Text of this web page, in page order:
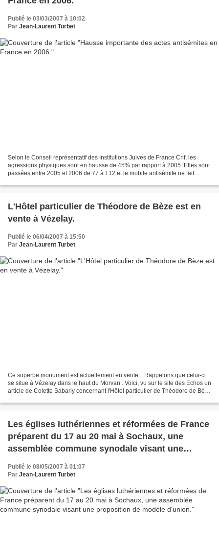
Publié le 03/03/2007 à 10:02
Par Jean-Laurent Turbet
Selon le Conseil représentatif des Institutions Juives de France Crif, les
agressions physiques sont en hausse de 45% par rapport à 2005. Elles sont
passées entre 2005 et 2006 de 77 à 112 et le mobile antisémite ne fait
L'Hôtel particulier de Théodore de Bèze est en
vente à Vézelay.
Publié le 06/04/2007 à 15:50
Par Jean-Laurent Turbet
Ce superbe monument est actuellement en vente... Rappelons que celui-ci
se situe à Vézelay dans le haut du Morvan . Voici, vu sur le site des Echos un
article de Colette Sabarly concernant l'Hôtel particulier de Théodore de Bèze
Les églises luthériennes et réformées de France
préparent du 17 au 20 mai à Sochaux, une
assemblée commune synodale visant une
proposition de modèle d'union.
Publié le 08/05/2007 à 01:07
Par Jean-Laurent Turbet